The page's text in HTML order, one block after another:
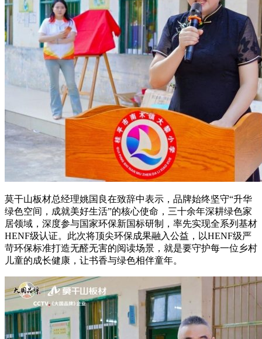
莫干山板材总经理姚国良在致辞中表示，品牌始终坚守“升华
绿色空间，成就美好生活”的核心使命，三十余年深耕绿色家
居领域，深度参与国家环保新国标研制，率先实现全系列基材
HENF级认证。此次将顶尖环保成果融入公益，以HENF级严
苛环保标准打造无醛无害的阅读场景，就是要守护每一位乡村
儿童的成长健康，让书香与绿色相伴童年。